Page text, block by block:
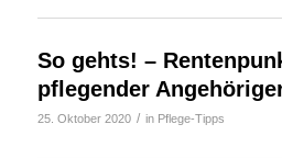
So gehts! –
pflegender
25. Oktober 2020 / in Pflege-Tipps